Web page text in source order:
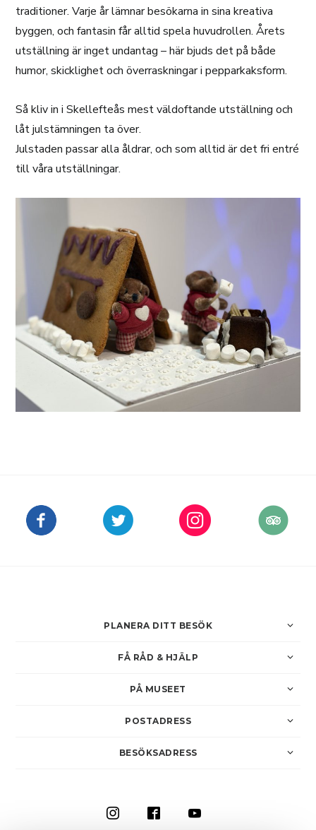
traditioner. Varje år lämnar besökarna in sina kreativa
byggen, och fantasin får alltid spela huvudrollen. Årets
utställning är inget undantag – här bjuds det på både
humor, skicklighet och överraskningar i pepparkaksform.
Så kliv in i Skellefteås mest väldoftande utställning och
låt julstämningen ta över.
Julstaden passar alla åldrar, och som alltid är det fri entré
till våra utställningar.
PLANERA DITT BESÖK
FÅ RÅD & HJÄLP
PÅ MUSEET
POSTADRESS
BESÖKSADRESS